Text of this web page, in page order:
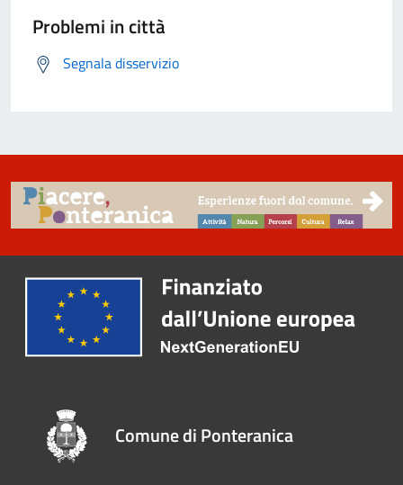
Problemi in città
Segnala disservizio
Comune di Ponteranica